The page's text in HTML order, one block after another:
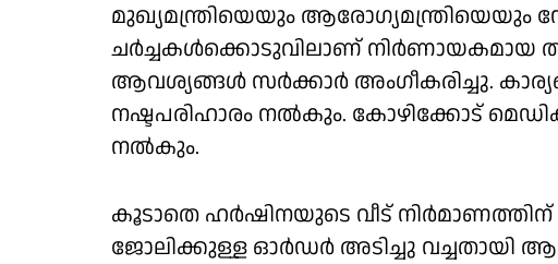
മുഖ്യമന്ത്രിയെയും ആരോഗ്യമന്ത്രിയെയും
ചർച്ചകൾക്കൊടുവിലാണ് നിർണായകമായ
ആവശ്യങ്ങൾ സർക്കാർ അംഗീകരിച്ചു.
നഷ്ടപരിഹാരം നൽകും. കോഴിക്കോട്
നൽകും.
കൂടാതെ ഹർഷിനയുടെ വീട്
ജോലിക്കുള്ള ഓർഡർ അടിച്ചു വച്ചതായി